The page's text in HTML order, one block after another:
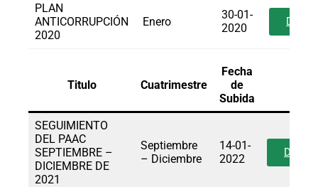
PLAN
ANTICORRUPCIÓN
2020
Enero
30-01-
2020
Titulo Cuatrimestre
Fecha
de
Subida
SEGUIMIENTO
DEL PAAC
SEPTIEMBRE –
DICIEMBRE DE
2021
Septiembre
– Diciembre
14-01-
2022